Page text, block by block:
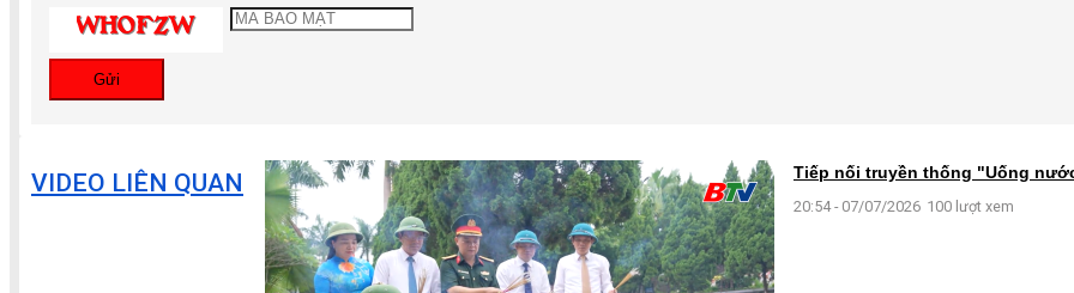
Gửi
VIDEO LIÊN QUAN Tiếp nối truyền thống "Uống
20:54 - 07/07/2026 100 lượt xem